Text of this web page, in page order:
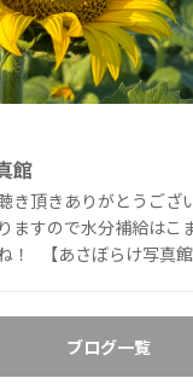
館
き頂きありがとうござ
ますので水分補給はこ
！ 【あさぼらけ写真館
ブログ一覧